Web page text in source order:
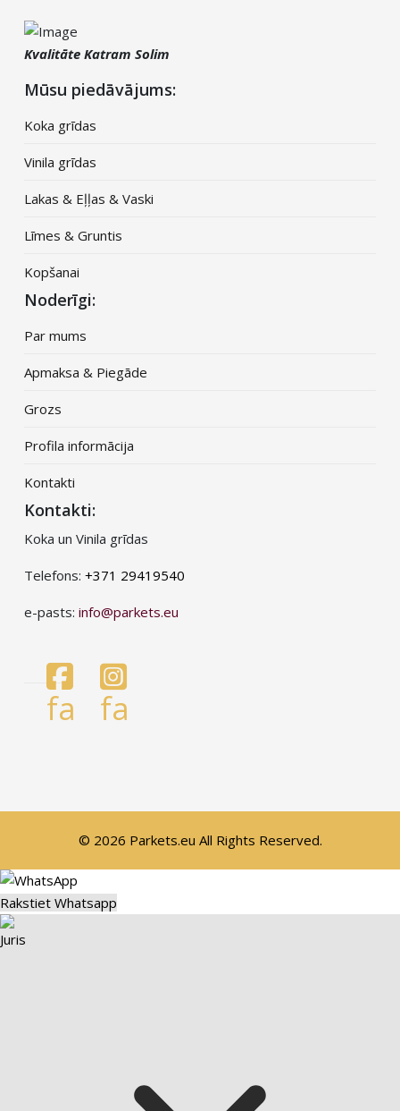
Kvalitāte Katram Solim
Mūsu piedāvājums:
Koka grīdas
Vinila grīdas
Lakas & Eļļas & Vaski
Līmes & Gruntis
Kopšanai
Noderīgi:
Par mums
Apmaksa & Piegāde
Grozs
Profila informācija
Kontakti
Kontakti:
Koka un Vinila grīdas
Telefons: +371 29419540
e-pasts: info@parkets.eu
fa fa
© 2026 Parkets.eu All Rights Reserved.
Rakstiet Whatsapp
Juris